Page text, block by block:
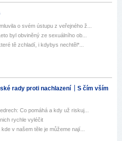
o svém ústupu z veřejného ž...
byl obviněný ze sexuálního ob...
tě zchladí, i kdybys nechtěl*...
rady proti nachlazení
S čím vším
Co pomáhá a kdy už riskuj...
rychle vyléčit
v našem těle je můžeme nají...